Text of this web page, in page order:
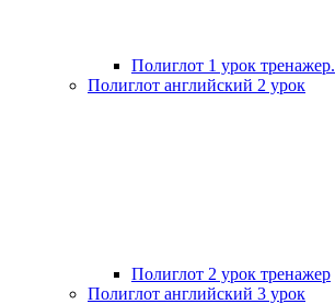
Полиглот 1 урок тренажер.
Полиглот английский 2 урок
Полиглот 2 урок тренажер
Полиглот английский 3 урок